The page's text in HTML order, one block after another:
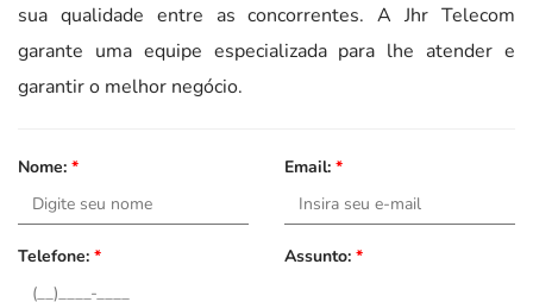
sua qualidade entre as concorrentes. A Jhr Telecom
garante uma equipe especializada para lhe atender e
garantir o melhor negócio.
Nome: * Email: *
Telefone: * Assunto: *